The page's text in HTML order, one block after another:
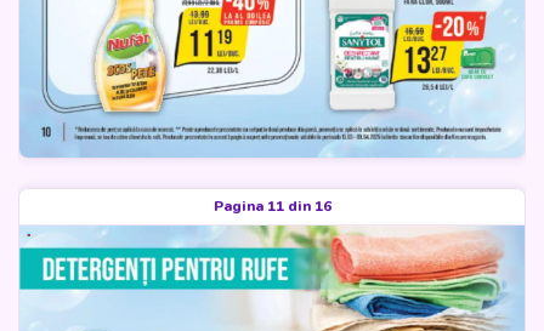
Pagina 11 din 16